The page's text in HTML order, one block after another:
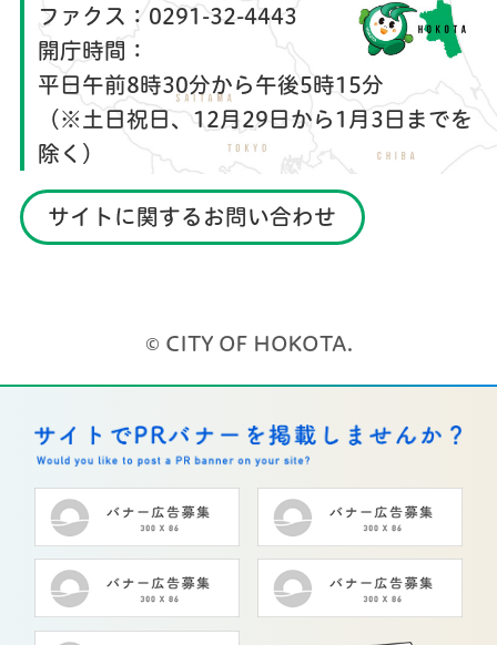
ファクス： 0291-32-4443
開庁時間：
平日午前8時30分から午後5時15分
（※土日祝日、12月29日から1月3日までを
除く）
サイトに関するお問い合わせ
© CITY OF HOKOTA.